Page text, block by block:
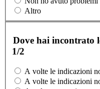
Altro
Dove hai incontrato
1/2
A volte le indicazioni
A volte le indicazioni